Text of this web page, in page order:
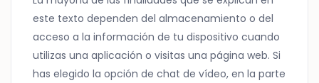
este texto dependen del almacenamiento o del
acceso a la información de tu dispositivo cuando
utilizas una aplicación o visitas una página web. Si
has elegido la opción de chat de vídeo, en la parte